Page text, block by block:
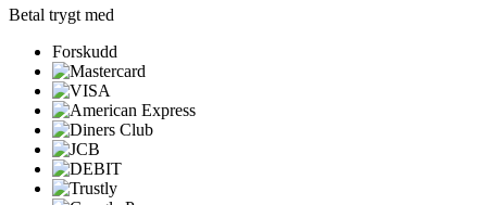
Betal trygt med
Forskudd